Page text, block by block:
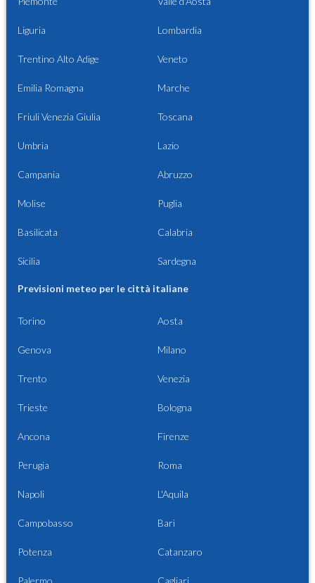
Liguria Lombardia
Trentino Alto Adige Veneto
Emilia Romagna Marche
Friuli Venezia Giulia Toscana
Umbria Lazio
Campania Abruzzo
Molise Puglia
Basilicata Calabria
Sicilia Sardegna
Previsioni meteo per le città italiane
Torino Aosta
Genova Milano
Trento Venezia
Trieste Bologna
Ancona Firenze
Perugia Roma
Napoli L'Aquila
Campobasso Bari
Potenza Catanzaro
Palermo Cagliari